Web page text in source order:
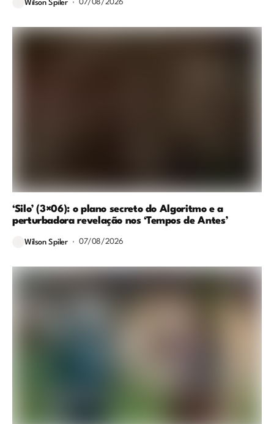
Wilson Spiler 07/08/2026
‘Silo’ (3×06): o plano secreto do Algoritmo e a
perturbadora revelação nos ‘Tempos de Antes’
Wilson Spiler 07/08/2026